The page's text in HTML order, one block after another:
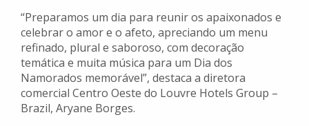
“Preparamos um dia para reunir os apaixonados e
celebrar o amor e o afeto, apreciando um menu
refinado, plural e saboroso, com decoração
temática e muita música para um Dia dos
Namorados memorável”, destaca a diretora
comercial Centro Oeste do Louvre Hotels Group –
Brazil, Aryane Borges.